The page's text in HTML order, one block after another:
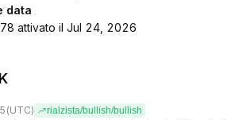
data
attivato il Jul 24, 2026
(UTC) rialzista/bullish/bullish